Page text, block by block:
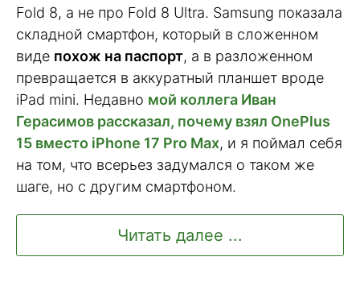
Fold 8, а не про Fold 8 Ultra. Samsung показала
складной смартфон, который в сложенном
виде похож на паспорт, а в разложенном
превращается в аккуратный планшет вроде
iPad mini. Недавно мой коллега Иван
Герасимов рассказал, почему взял OnePlus
15 вместо iPhone 17 Pro Max, и я поймал себя
на том, что всерьез задумался о таком же
шаге, но с другим смартфоном.
Читать далее ...